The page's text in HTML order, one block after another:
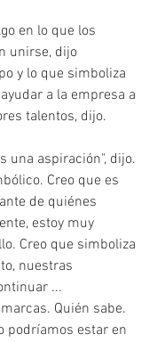
en lo que los
unirse, dijo
y lo que simboliza
a la empresa a
talentos, dijo.
una aspiración", dijo.
Creo que es
de quiénes
estoy muy
Creo que simboliza
nuestras
...
Quién sabe.
podríamos estar en